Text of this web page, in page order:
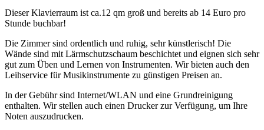
Dieser Klavierraum ist ca.12 qm groß und bereits ab 14 Euro pro
Stunde buchbar!
Die Zimmer sind ordentlich und ruhig, sehr künstlerisch! Die
Wände sind mit Lärmschutzschaum beschichtet und eignen sich sehr
gut zum Üben und Lernen von Instrumenten. Wir bieten auch den
Leihservice für Musikinstrumente zu günstigen Preisen an.
In der Gebühr sind Internet/WLAN und eine Grundreinigung
enthalten. Wir stellen auch einen Drucker zur Verfügung, um Ihre
Noten auszudrucken.